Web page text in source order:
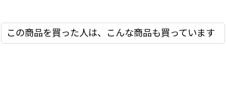
この商品を買った人は、こんな商品も買っています